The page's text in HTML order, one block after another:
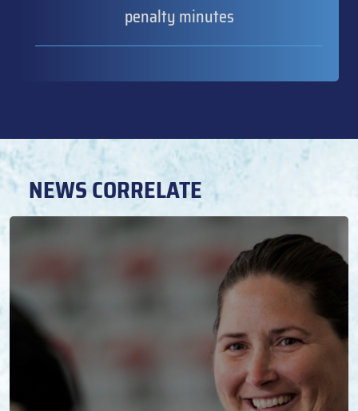
penalty minutes
NEWS CORRELATE